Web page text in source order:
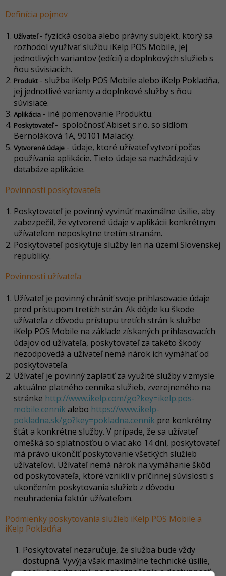
Definícia pojmov
Užívateľ- fyzická osoba alebo právny subjekt, ktorý sa
rozhodol využívať službu iKelp POS Mobile, jej
jednotlivých variantov (edícií) a doplnkových služieb s
ňou súvisiacich.
Produkt- služba iKelp POS Mobile alebo iKelp Pokladňa,
jej jednotlivé varianty a doplnkové služby s ňou
súvisiace.
Aplikácia - iné pomenovanie Produktu.
Poskytovateľ- spoločnosť Abiset s.r.o. so sídlom:
Bernoláková 1A, 90101 Malacky.
Vytvorené údaje - údaje, ktoré užívateľ vytvorí počas
používania aplikácie. Tieto údaje sa nachádzajú v
databáze aplikácie.
Povinnosti poskytovateľa
Poskytovateľ je povinný vyvinúť maximálne úsilie, aby
zabezpečil, že vytvorené údaje v aplikácii konkrétnym
užívateľom neposkytne tretím stranám.
Poskytovateľ poskytuje služby len na území Slovenskej
republiky.
Povinnosti užívateľa
Užívateľ je povinný chrániť svoje prihlasovacie údaje
pred prístupom tretích strán. Ak dôjde ku škode
užívateľa z dôvodu prístupu tretích strán k službe
iKelp POS Mobile na základe získaných prihlasovacích
údajov od užívateľa, poskytovateľ za takéto škody
nezodpovedá a užívateľ nemá nárok ich vymáhať od
poskytovateľa.
Užívateľ je povinný zaplatiť za využité služby v zmysle
aktuálne platného cenníka služieb, zverejneného na
stránke http://www.ikelp.com/go?key=ikelp.pos-
mobile.cennikalebo https://www.ikelp-
pokladna.sk/go?key=pokladna.cennik pre konkrétny
štát a konkrétne služby. V prípade, že sa užívateľ
omešká so splatnosťou o viac ako 14 dní, poskytovateľ
má právo ukončiť poskytovanie všetkých služieb
užívateľovi. Užívateľ nemá nárok na vymáhanie škôd
od poskytovateľa, ktoré vznikli v príčinnej súvislosti s
ukončením poskytovania služieb z dôvodu
neuhradenia faktúr užívateľom.
Podmienky poskytovania služieb iKelp POS Mobile a
iKelp Pokladňa
Poskytovateľ nezaručuje, že služba bude vždy
dostupná. Vyvýja však maximálne technické úsilie,
spolu s partnermi, na zabezpečenie a dostupnosť